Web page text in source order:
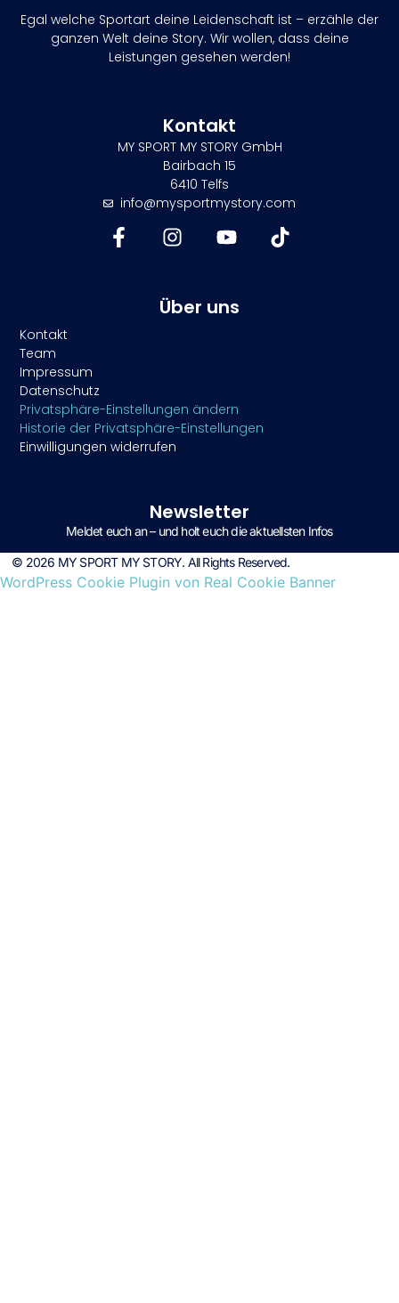
Egal welche Sportart deine Leidenschaft ist – erzähle der
ganzen Welt deine Story. Wir wollen, dass deine
Leistungen gesehen werden!
Kontakt
MY SPORT MY STORY GmbH
Bairbach 15
6410 Telfs
info@mysportmystory.com
Über uns
Kontakt
Team
Impressum
Datenschutz
Privatsphäre-Einstellungen ändern
Historie der Privatsphäre-Einstellungen
Einwilligungen widerrufen
Newsletter
Meldet euch an – und holt euch die aktuellsten Infos
© 2026 MY SPORT MY STORY. All Rights Reserved.
WordPress Cookie Plugin von Real Cookie Banner